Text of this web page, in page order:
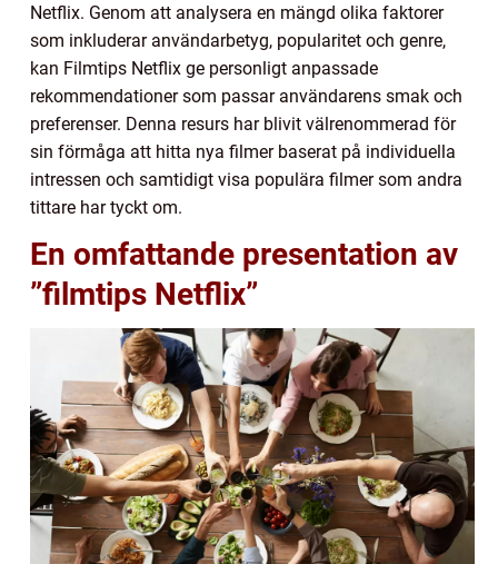
Netflix. Genom att analysera en mängd olika faktorer
som inkluderar användarbetyg, popularitet och genre,
kan Filmtips Netflix ge personligt anpassade
rekommendationer som passar användarens smak och
preferenser. Denna resurs har blivit välrenommerad för
sin förmåga att hitta nya filmer baserat på individuella
intressen och samtidigt visa populära filmer som andra
tittare har tyckt om.
En omfattande presentation av
”filmtips Netflix”